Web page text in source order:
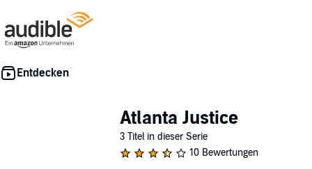
Atlanta Justice
3 Titel in dieser Serie
10 Bewertungen